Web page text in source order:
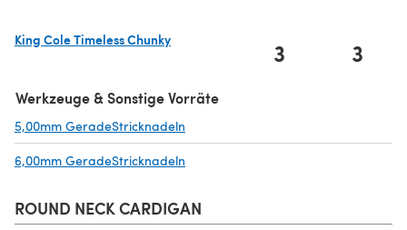
King Cole Timeless Chunky
3 3
Werkzeuge & Sonstige Vorräte
5,00mm GeradeStricknadeln
6,00mm GeradeStricknadeln
ROUND NECK CARDIGAN